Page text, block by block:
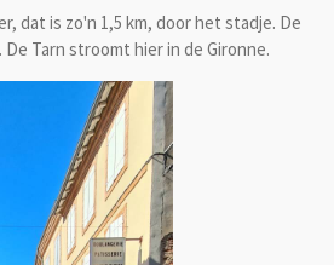
dat is zo'n 1,5 km, door het stadje. De
De Tarn stroomt hier in de Gironne.